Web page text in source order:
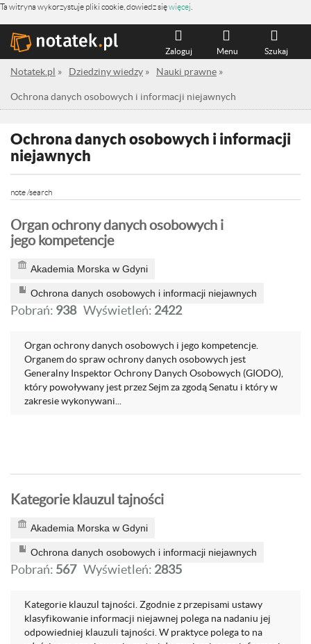
Ta witryna wykorzystuje pliki cookie, dowiedz sięwięcej
Szukaj
Menu
Zaloguj
Notatek.pl » Dziedziny wiedzy » Nauki prawne »
Ochrona danych osobowych i informacji niejawnych
Ochrona danych osobowych i informacji
niejawnych
note /search
Organ ochrony danych osobowych i
jego kompetencje
Akademia Morska w Gdyni
Ochrona danych osobowych i informacji niejawnych
Pobrań: 938 Wyświetleń: 2422
Organ ochrony danych osobowych i jego kompetencje.
Organem do spraw ochrony danych osobowych jest
Generalny Inspektor Ochrony Danych Osobowych (GIODO),
który powoływany jest przez Sejm za zgodą Senatu i który w
zakresie wykonywani...
Kategorie klauzul tajności
Akademia Morska w Gdyni
Ochrona danych osobowych i informacji niejawnych
Pobrań: 567 Wyświetleń: 2835
Kategorie klauzul tajności. Zgodnie z przepisami ustawy
klasyfikowanie informacji niejawnej polega na nadaniu jej
odpowiedniej klauzuli tajności. W praktyce polega to na